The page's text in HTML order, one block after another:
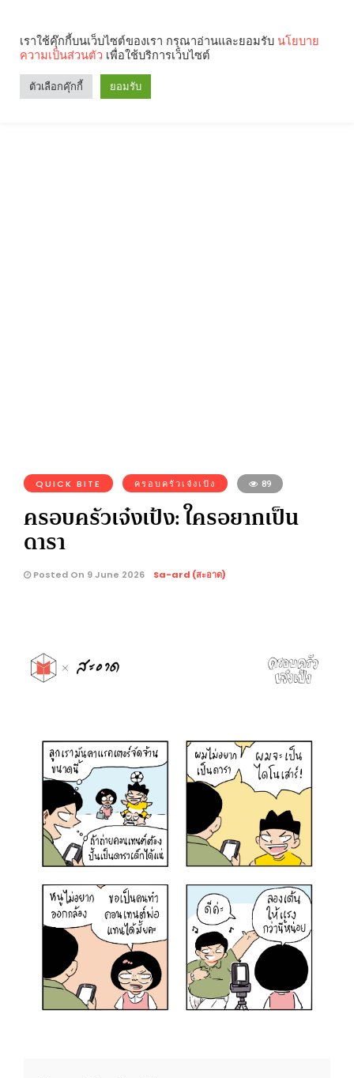
QUICK BITE ครอบครัวเจ๋งเป้ง 89
ครอบครัวเจ๋งเป้ง: ใครอยากเป็น
ดารา
Posted On 9 June 2026 Sa-ard (สะอาด)
เราใช้คุ๊กกี้บนเว็บไซต์ของเรา กรุณาอ่านและยอมรับ นโยบาย
ความเป็นส่วนตัว เพื่อใช้บริการเว็บไซต์
ตัวเลือกคุ๊กกี้ ยอมรับ